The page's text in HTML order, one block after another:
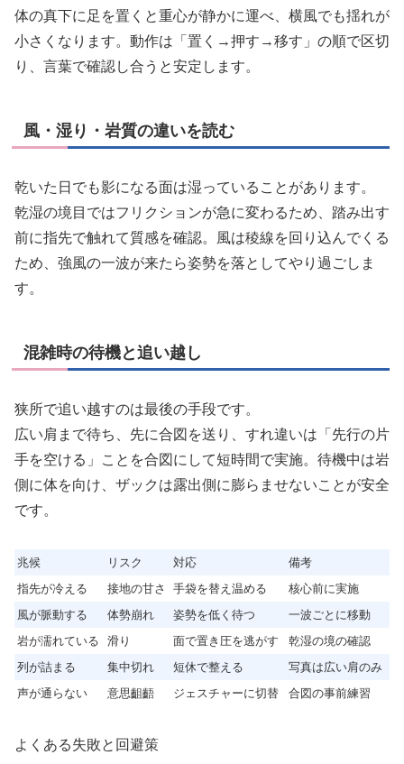
体の真下に足を置くと重心が静かに運べ、横風でも揺れが
小さくなります。動作は「置く→押す→移す」の順で区切
り、言葉で確認し合うと安定します。
風・湿り・岩質の違いを読む
乾いた日でも影になる面は湿っていることがあります。
乾湿の境目ではフリクションが急に変わるため、踏み出す
前に指先で触れて質感を確認。風は稜線を回り込んでくる
ため、強風の一波が来たら姿勢を落としてやり過ごしま
す。
混雑時の待機と追い越し
狭所で追い越すのは最後の手段です。
広い肩まで待ち、先に合図を送り、すれ違いは「先行の片
手を空ける」ことを合図にして短時間で実施。待機中は岩
側に体を向け、ザックは露出側に膨らませないことが安全
です。
兆候 リスク 対応
備考
指先が冷える
接地の甘さ 手袋を替え温める
核心前に実施
風が脈動する
体勢崩れ 姿勢を低く待つ
一波ごとに移動
岩が濡れている
滑り 面で置き圧を逃がす
乾湿の境の確認
列が詰まる
集中切れ 短休で整える
写真は広い肩のみ
声が通らない
意思齟齬 ジェスチャーに切替 合図の事前練習
よくある失敗と回避策